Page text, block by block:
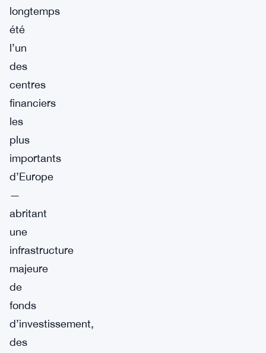
longtemps
été
l’un
des
centres
financiers
les
plus
importants
d’Europe
—
abritant
une
infrastructure
majeure
de
fonds
d’investissement,
des